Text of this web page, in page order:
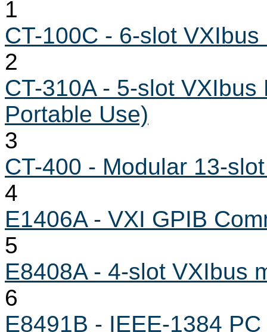
1
CT-100C - 6-slot
2
CT-310A - 5-slot
Portable Use)
3
CT-400 - Modular 13-
4
E1406A - VXI GPIB
5
E8408A - 4-slot VXIbus
6
E8491B - IEEE-1384